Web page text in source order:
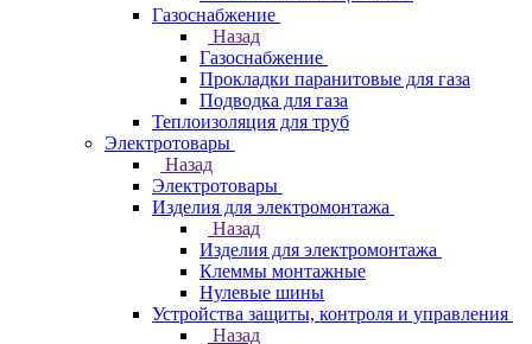
Газоснабжение
Назад
Газоснабжение
Прокладки паранитовые для газа
Подводка для газа
Теплоизоляция для труб
Электротовары
Назад
Электротовары
Изделия для электромонтажа
Назад
Изделия для электромонтажа
Клеммы монтажные
Нулевые шины
Устройства защиты, контроля и управления
Назад